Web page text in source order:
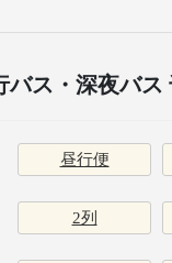
バス・深夜バ
昼行便
2列